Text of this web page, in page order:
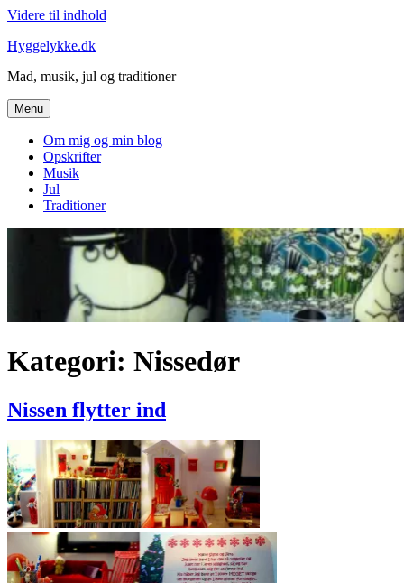
Videre til indhold
Hyggelykke.dk
Mad, musik, jul og traditioner
Menu
Om mig og min blog
Opskrifter
Musik
Jul
Traditioner
Kategori: Nissedør
Nissen flytter ind